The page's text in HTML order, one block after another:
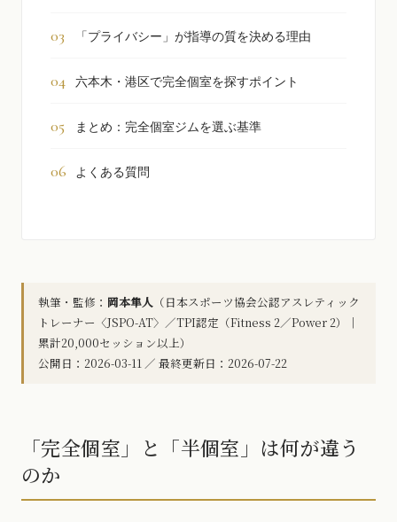
「プライバシー」が指導の質を決める理由
六本木・港区で完全個室を探すポイント
まとめ：完全個室ジムを選ぶ基準
よくある質問
執筆・監修： 岡本隼人 （日本スポーツ協会公認アスレティック
トレーナー〈JSPO-AT〉／TPI認定（Fitness 2／Power 2）｜
累計20,000セッション以上）
公開日：2026-03-11 ／ 最終更新日：2026-07-22
「完全個室」と「半個室」は何が違う
のか